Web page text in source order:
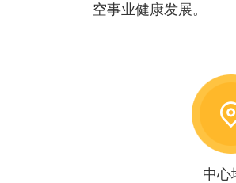
空事业健康发展。
中心